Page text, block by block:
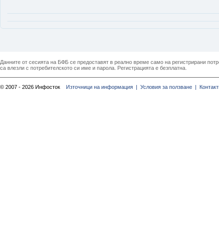
Данните от сесията на БФБ се предоставят в реално време само на регистрирани
са влезли с потребителското си име и парола. Регистрацията е безплатна.
© 2007 - 2026 Инфосток Източници на информация | Условия за ползване |